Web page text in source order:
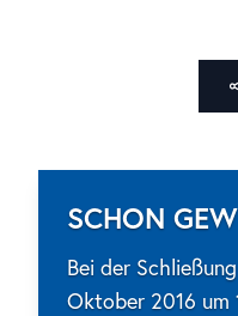
SCHON
Bei der
Oktober 2016 um